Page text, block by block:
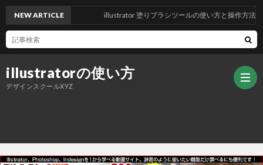
illustratorの使い方
デザインスクールXYZ
NEW ARTICLE illustrator 塗りブラシツールの使い方と操作方法